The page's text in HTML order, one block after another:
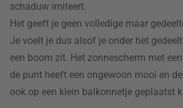
schaduw imiteert.
Het geeft je geen volledige maar
Je voelt je dus alsof je onder het
een boom zit. Het zonnescherm met
de punt heeft een ongewoon mooi en
ook op een klein balkonnetje geplaatst